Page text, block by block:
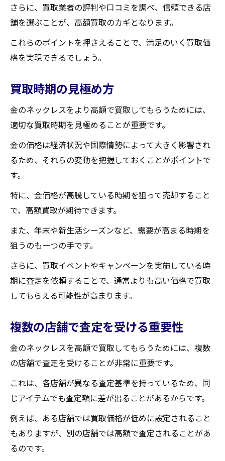
さらに、買取業者の評判や口コミを調べ、信頼できる店
舗を選ぶことが、高額買取のカギとなります。
これらのポイントを押さえることで、満足のいく買取価
格を実現できるでしょう。
買取時期の見極め方
金のネックレスをより高額で買取してもらうためには、
適切な買取時期を見極めることが重要です。
金の価格は経済状況や国際情勢によって大きく影響され
るため、それらの変動を把握しておくことがポイントで
す。
特に、金価格が高騰している時期を狙って売却すること
で、高額買取が期待できます。
また、年末や新生活シーズンなど、需要が高まる時期を
狙うのも一つの手です。
さらに、買取イベントやキャンペーンを実施している時
期に査定を依頼することで、通常よりも高い価格で買取
してもらえる可能性が高まります。
複数の店舗で査定を受ける重要性
金のネックレスを高額で買取してもらうためには、複数
の店舗で査定を受けることが非常に重要です。
これは、各店舗が異なる査定基準を持っているため、同
じアイテムでも査定額に差が出ることがあるからです。
例えば、ある店舗では買取価格が低めに設定されること
もありますが、別の店舗では高額で査定されることがあ
るのです。